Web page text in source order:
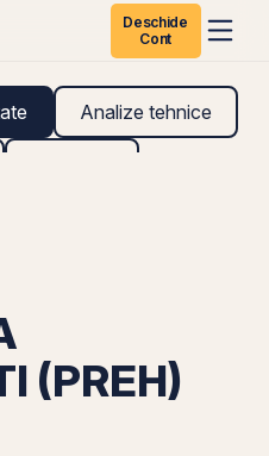
Deschide
Cont
Analize tehnice
(PREH)